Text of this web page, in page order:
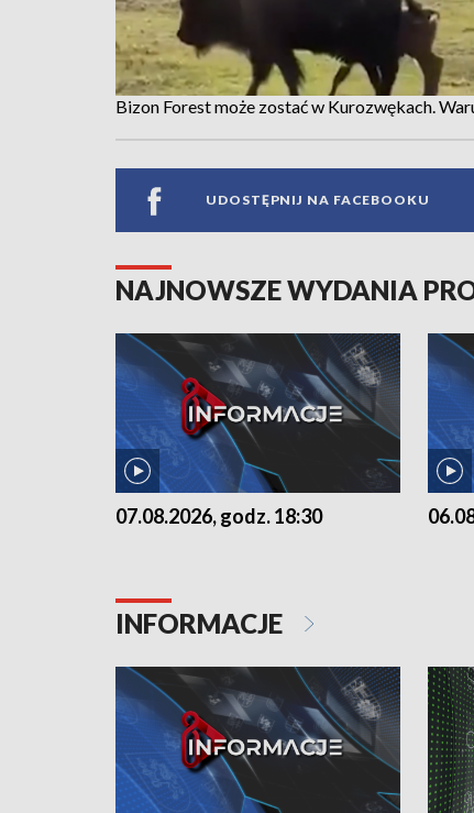
Bizon Forest może zostać w Kurozwękach.
UDOSTĘPNIJ NA FACEBOOKU
NAJNOWSZE WYDANIA
07.08.2026, godz. 18:30
INFORMACJE